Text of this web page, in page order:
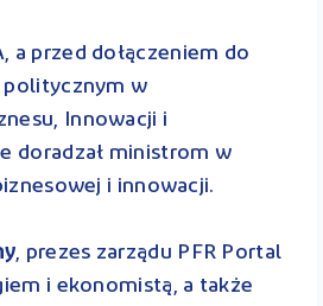
a przed dołączeniem do
politycznym w
Innowacji i
doradzał ministrom w
i innowacji.
, prezes zarządu PFR Portal
i ekonomistą, a także